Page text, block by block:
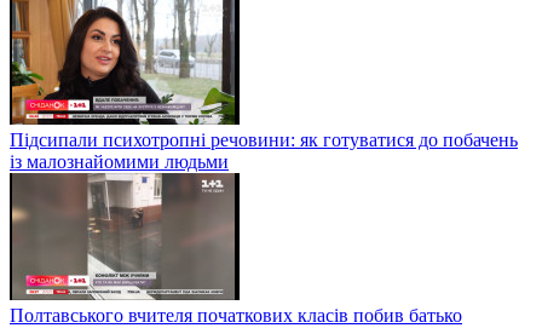
Підсипали психотропні речовини: як готуватися до побачень
із малознайомими людьми
Полтавського вчителя початкових класів побив батько